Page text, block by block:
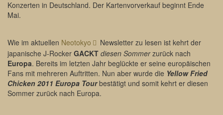
Konzerten in Deutschland. Der Kartenvorverkauf beginnt Ende
Mai.
Wie im aktuellen Neotokyo
Newsletter zu lesen ist kehrt der
japanische J-Rocker GACKT diesen Sommerzurück nach
Europa. Bereits im letzten Jahr beglückte er seine europäischen
Fans mit mehreren Auftritten. Nun aber wurde die Yellow Fried
Chicken 2011 Europa Tourbestätigt und somit kehrt er diesen
Sommer zurück nach Europa.